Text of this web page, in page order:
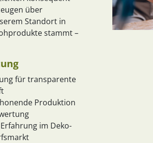
über
Standort in
stammt –
für transparente
Produktion
im Deko-